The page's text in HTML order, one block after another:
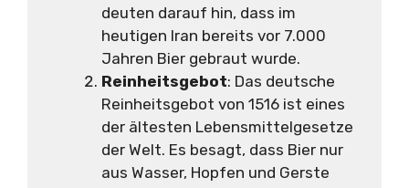
deuten darauf hin, dass im
heutigen Iran bereits vor 7.000
Jahren Bier gebraut wurde.
Reinheitsgebot: Das deutsche
Reinheitsgebot von 1516 ist eines
der ältesten Lebensmittelgesetze
der Welt. Es besagt, dass Bier nur
aus Wasser, Hopfen und Gerste